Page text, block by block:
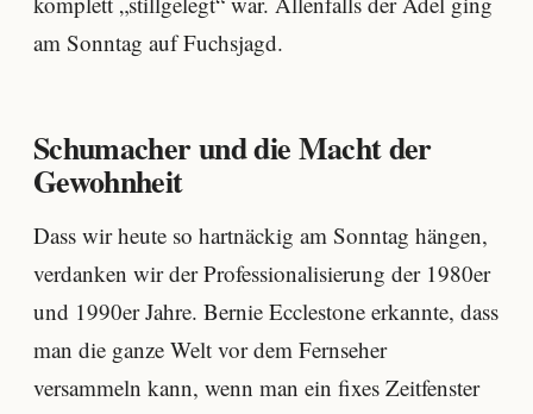
am Sonntag auf Fuchsjagd.
Schumacher und die Macht der
Gewohnheit
Dass wir heute so hartnäckig am Sonntag hängen,
verdanken wir der Professionalisierung der 1980er
und 1990er Jahre. Bernie Ecclestone erkannte, dass
man die ganze Welt vor dem Fernseher
versammeln kann, wenn man ein fixes Zeitfenster